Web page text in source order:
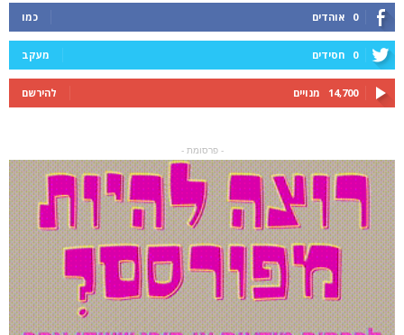
0 אוהדים כמו
0 חסידים מעקב
14,700 מנויים להירשם
- פרסומת -